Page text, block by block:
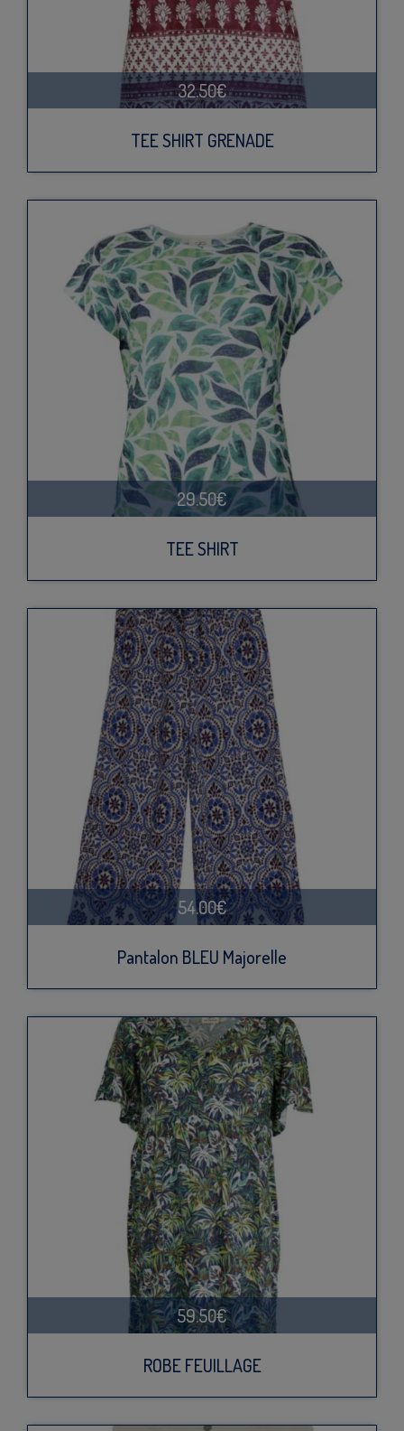
32.50€
TEE SHIRT GRENADE
29.50€
TEE SHIRT
54.00€
Pantalon BLEU Majorelle
59.50€
ROBE FEUILLAGE